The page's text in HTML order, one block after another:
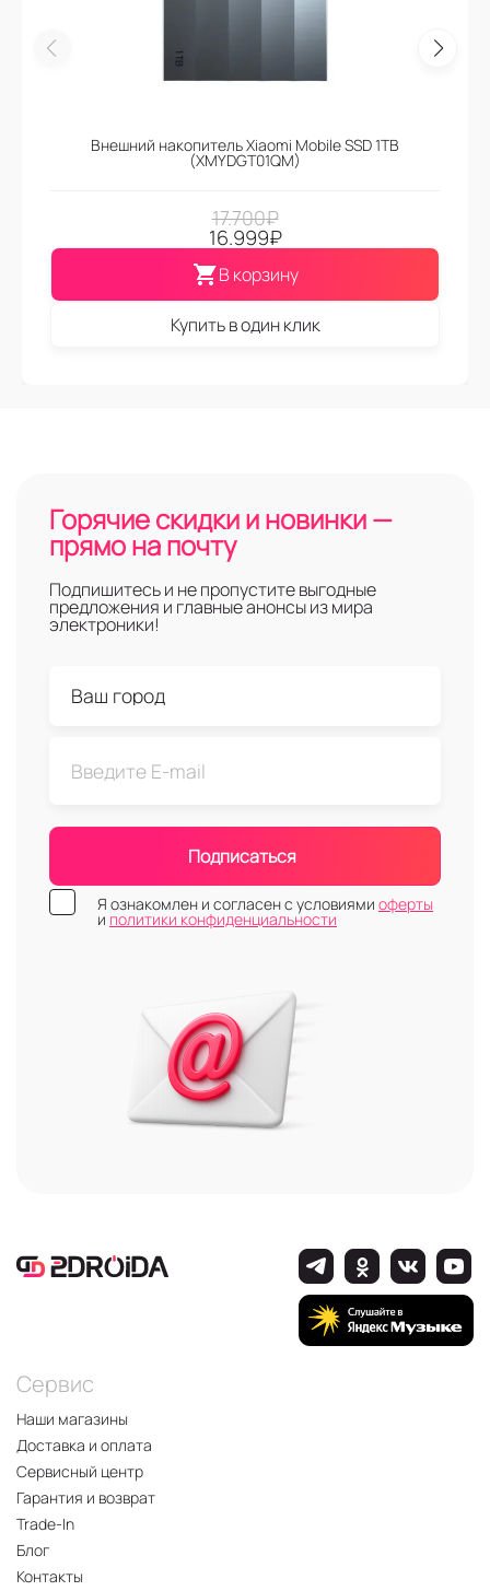
Внешний накопитель Xiaomi Mobile SSD 1TB
(XMYDGT01QM)
17.700₽
16.999₽
В корзину
Купить в один клик
Горячие скидки и новинки —
прямо на почту
Подпишитесь и не пропустите выгодные
предложения и главные анонсы из мира
электроники!
Подписаться
Я ознакомлен и согласен с условиями оферты
и политики конфиденциальности
Сервис
Наши магазины
Доставка и оплата
Сервисный центр
Гарантия и возврат
Trade-In
Блог
Контакты